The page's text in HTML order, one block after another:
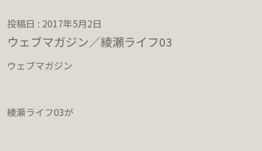
投稿日 : 2017年5月2日
ウェブマガジン／綾瀬ライフ03
ウェブマガジン
綾瀬ライフ03が